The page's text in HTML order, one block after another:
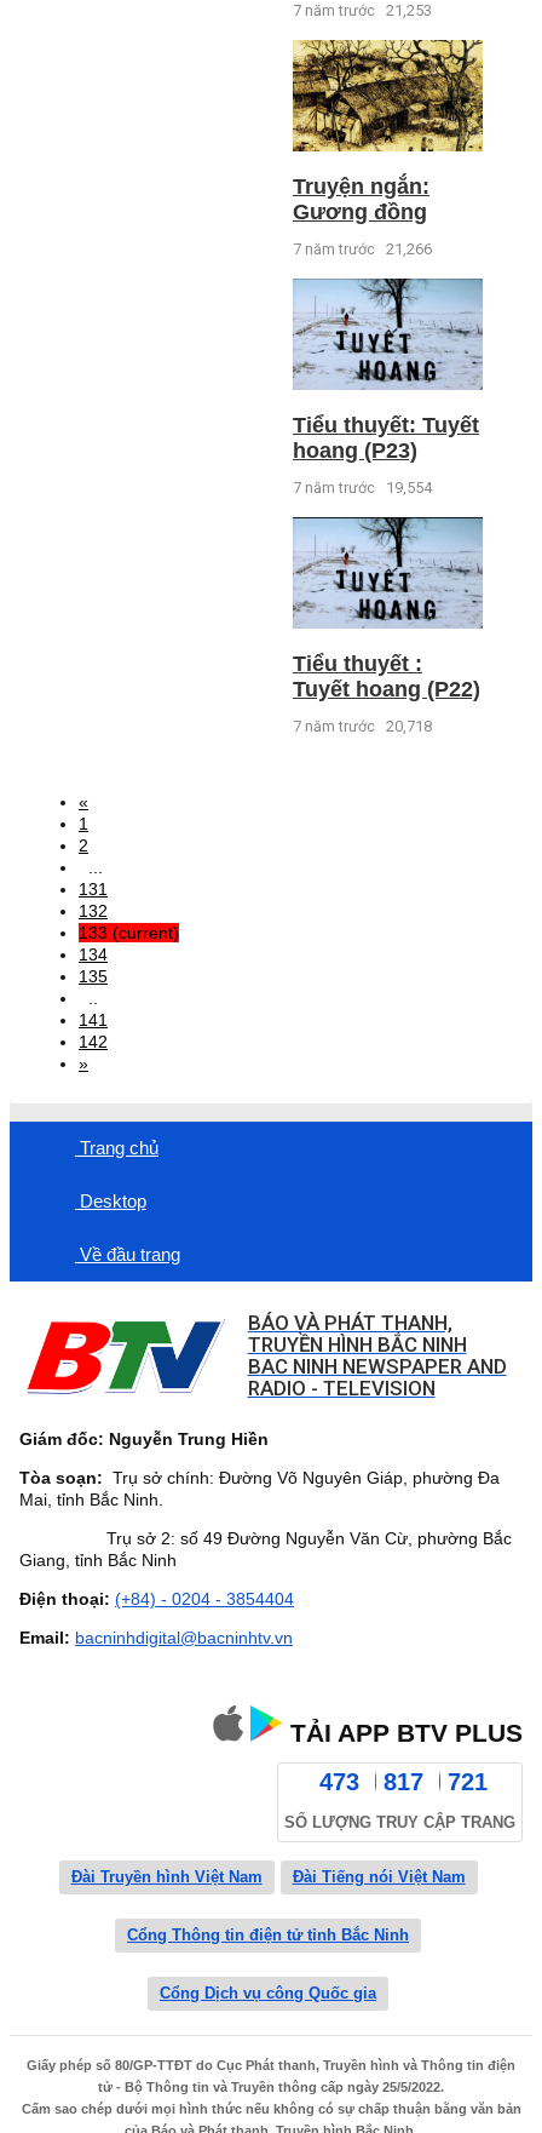
7 năm trước 21,253
Truyện ngắn:
Gương đồng
7 năm trước 21,266
Tiểu thuyết: Tuyết
hoang (P23)
7 năm trước 19,554
Tiểu thuyết :
Tuyết hoang (P22)
7 năm trước 20,718
«
1
2
131
132
133 (current)
134
135
141
142
»
Trang chủ
Desktop
Về đầu trang
BÁO VÀ PHÁT THANH,
TRUYỀN HÌNH BẮC NINH
BAC NINH NEWSPAPER AND
RADIO - TELEVISION
Giám đốc: Nguyễn Trung Hiền
Tòa soạn: Trụ sở chính: Đường Võ Nguyên Giáp, phường Đa
Mai, tỉnh Bắc Ninh.
Trụ sở 2: số 49 Đường Nguyễn Văn Cừ, phường Bắc
Giang, tỉnh Bắc Ninh
Điện thoại: (+84) - 0204 - 3854404
Email: bacninhdigital@bacninhtv.vn
TẢI APP BTV PLUS
473 817 721
SỐ LƯỢNG TRUY CẬP TRANG
Đài Truyền hình Việt Nam Đài Tiếng nói Việt Nam
Cổng Thông tin điện tử tỉnh Bắc Ninh
Cổng Dịch vụ công Quốc gia
Giấy phép số 80/GP-TTĐT do Cục Phát thanh, Truyền hình và Thông tin điện
tử - Bộ Thông tin và Truyền thông cấp ngày 25/5/2022.
Cấm sao chép dưới mọi hình thức nếu không có sự chấp thuận bằng văn bản